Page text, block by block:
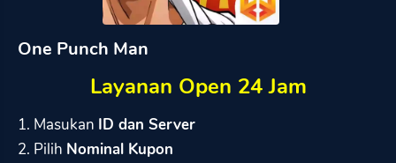
One Punch Man
Layanan Open 24 Jam
1. Masukan ID dan Server
2. Pilih Nominal Kupon